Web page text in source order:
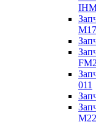
011
M22